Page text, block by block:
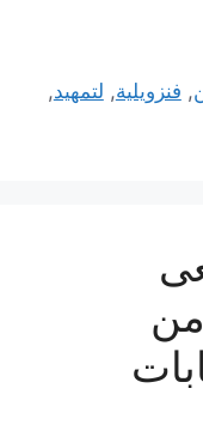
, فنزويلية, لتمهيد,